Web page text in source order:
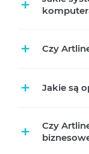
+
+ Czy
+ Jakie są
+
Czy